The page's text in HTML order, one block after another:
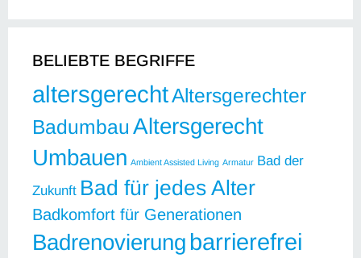
BELIEBTE BEGRIFFE
altersgerechtAltersgerechter
Badumbau Altersgerecht
Umbauen Ambient Assisted Living Armatur Bad der
Zukunft Bad für jedes Alter
Badkomfort für Generationen
Badrenovierung barrierefrei